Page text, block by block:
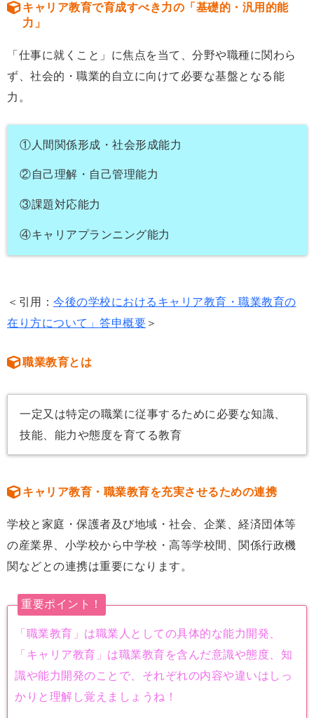
キャリア教育で育成すべき力の「基礎的・汎用的能
力」
「仕事に就くこと」に焦点を当て、分野や職種に関わら
ず、社会的・職業的自立に向けて必要な基盤となる能
力。
①人間関係形成・社会形成能力
②自己理解・自己管理能力
③課題対応能力
④キャリアプランニング能力
＜引用： 今後の学校におけるキャリア教育・職業教育の
在り方について」答申概要 ＞
職業教育とは
一定又は特定の職業に従事するために必要な知識、
技能、能力や態度を育てる教育
キャリア教育・職業教育を充実させるための連携
学校と家庭・保護者及び地域・社会、企業、経済団体等
の産業界、小学校から中学校・高等学校間、関係行政機
関などとの連携は重要になります。
重要ポイント！
「職業教育」は職業人としての具体的な能力開発、
「キャリア教育」は職業教育を含んだ意識や態度、知
識や能力開発のことで、それぞれの内容や違いはしっ
かりと理解し覚えましょうね！